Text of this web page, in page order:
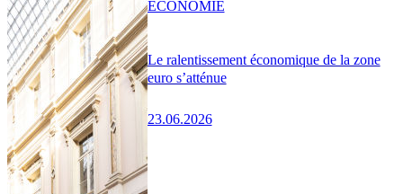
Le ralentissement économique de la zone
euro s’atténue
23.06.2026
ÉCONOMIE